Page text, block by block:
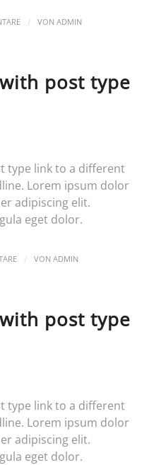
/ VON ADMIN
post type
type link to a different
Lorem ipsum dolor
adipiscing elit.
eget dolor.
/ VON ADMIN
post type
type link to a different
Lorem ipsum dolor
adipiscing elit.
eget dolor.